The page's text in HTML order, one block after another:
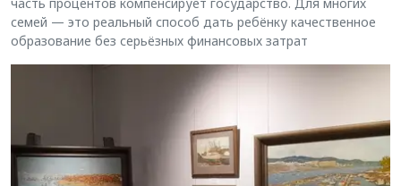
семей — это реальный способ дать ребёнку качественное
образование без серьёзных финансовых затрат